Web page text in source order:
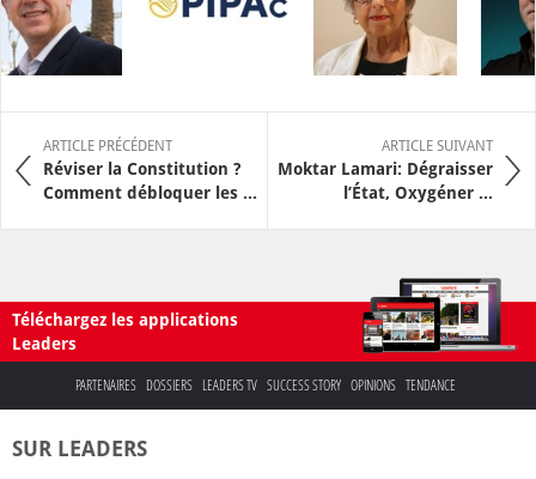
ARTICLE PRÉCÉDENT
Réviser la Constitution ?
Comment débloquer les ...
ARTICLE SUIVANT
Moktar Lamari: Dégraisser
l’État, Oxygéner ...
Téléchargez les applications
Leaders
PARTENAIRES DOSSIERS LEADERS TV SUCCESS STORY OPINIONS TENDANCE
SUR LEADERS